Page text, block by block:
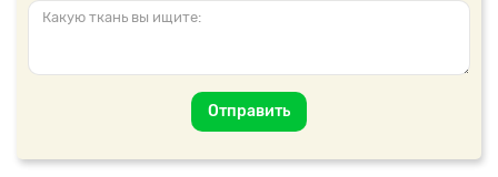
Отправить